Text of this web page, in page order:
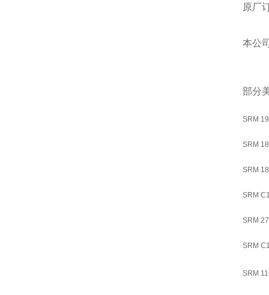
原厂
本公
部分
SRM
SRM
SRM
SRM
SRM
SRM
SRM